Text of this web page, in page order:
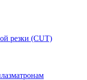
резки (CUT)